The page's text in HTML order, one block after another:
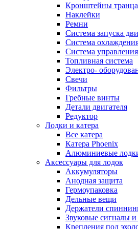
Кронштейны транца
Наклейки
Ремни
Система запуска
Система
Система управления
Топливная система
Электро-
Свечи
Фильтры
Гребные винты
Детали двигателя
Редуктор
Лодки и катера
Все катера
Катера Phoenix
Алюминиевые
Аксессуары для лодок
Аккумуляторы
Анодная защита
Гермоупаковка
Дельные вещи
Держатели
Звуковые сигналы
Крепления под